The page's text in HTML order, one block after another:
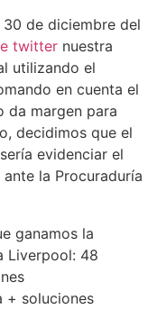
de diciembre del
twitter nuestra
utilizando el
en cuenta el
da margen para
decidimos que el
evidenciar el
la Procuraduría
ganamos la
Liverpool: 48
+ soluciones